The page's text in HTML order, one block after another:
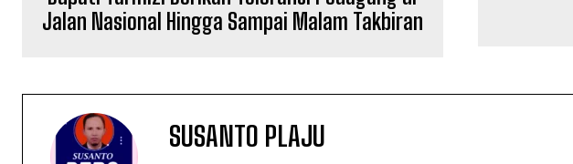
Jalan Nasional Hingga Sampai Malam Takbiran
SUSANTO PLAJU